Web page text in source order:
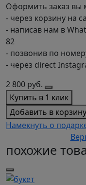
Оформить заказ вы
- через корзину на
- написав нам в
82
- позвонив по
- через direct
2 800 руб.
Купить в 1 клик
Добавить в корзину
Намекнуть о
похожие